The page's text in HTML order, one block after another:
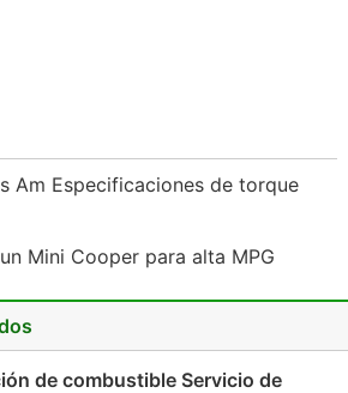
Am Especificaciones de torque
Mini Cooper para alta MPG
de combustible Servicio de